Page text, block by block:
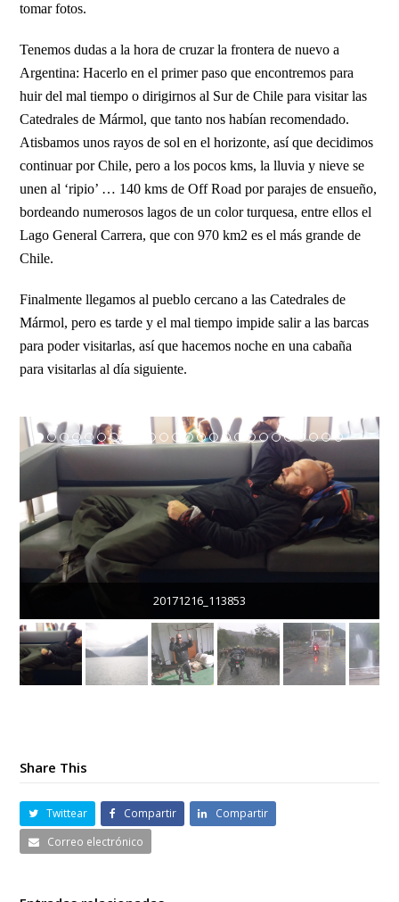
tomar fotos.
Tenemos dudas a la hora de cruzar la frontera de nuevo a
Argentina: Hacerlo en el primer paso que encontremos para
huir del mal tiempo o dirigirnos al Sur de Chile para visitar las
Catedrales de Mármol, que tanto nos habían recomendado.
Atisbamos unos rayos de sol en el horizonte, así que decidimos
continuar por Chile, pero a los pocos kms, la lluvia y nieve se
unen al ‘ripio’ … 140 kms de Off Road por parajes de ensueño,
bordeando numerosos lagos de un color turquesa, entre ellos el
Lago General Carrera, que con 970 km2 es el más grande de
Chile.
Finalmente llegamos al pueblo cercano a las Catedrales de
Mármol, pero es tarde y el mal tiempo impide salir a las barcas
para poder visitarlas, así que hacemos noche en una cabaña
para visitarlas al día siguiente.
20171216_113853
Share This
Twittear Compartir
Compartir
Correo electrónico